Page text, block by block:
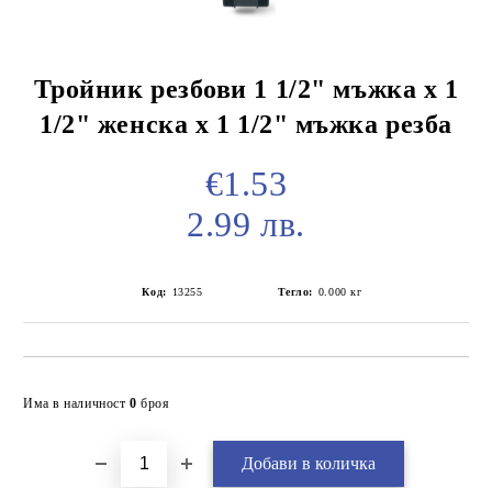
Тройник резбови 1 1/2" мъжка х 1
1/2" женска х 1 1/2" мъжка резба
€1.53
2.99 лв.
Код: 13255 Тегло: 0.000 кг
Има в наличност 0 броя